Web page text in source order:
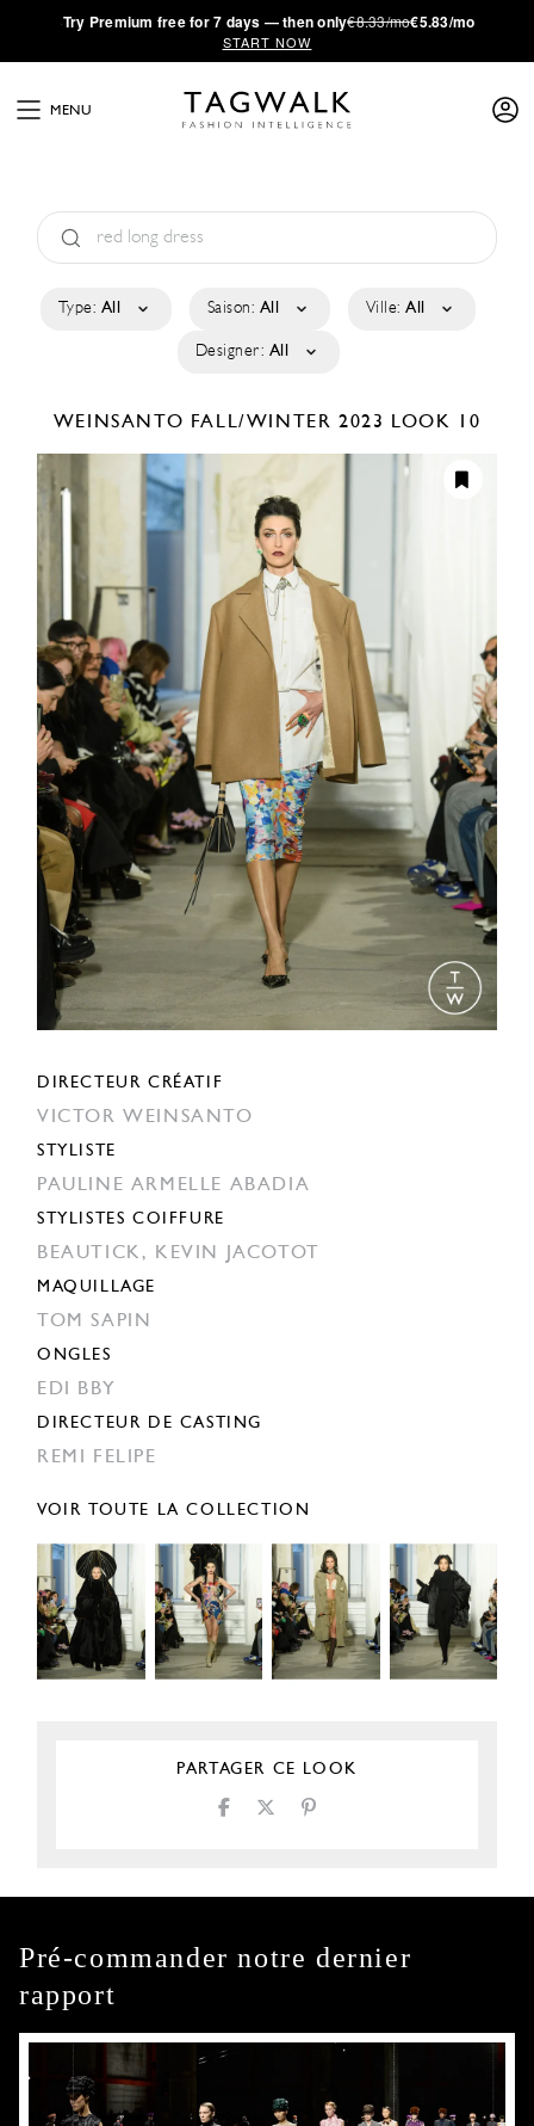
·Try Premium free for 7 days — then only€8.33/mo€5.83/mo
START NOW
MENU
Type: All Saison: All Ville: All
Designer: All
WEINSANTO FALL/WINTER 2023 LOOK 10
DIRECTEUR CRÉATIF
VICTOR WEINSANTO
STYLISTE
PAULINE ARMELLE ABADIA
STYLISTES COIFFURE
BEAUTICK, KEVIN JACOTOT
MAQUILLAGE
TOM SAPIN
ONGLES
EDI BBY
DIRECTEUR DE CASTING
REMI FELIPE
VOIR TOUTE LA COLLECTION
PARTAGER CE LOOK
Pré-commander notre dernier
rapport